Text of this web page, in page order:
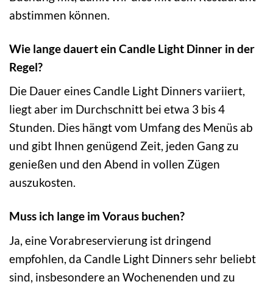
abstimmen können.
Wie lange dauert ein Candle Light Dinner in der
Regel?
Die Dauer eines Candle Light Dinners variiert,
liegt aber im Durchschnitt bei etwa 3 bis 4
Stunden. Dies hängt vom Umfang des Menüs ab
und gibt Ihnen genügend Zeit, jeden Gang zu
genießen und den Abend in vollen Zügen
auszukosten.
Muss ich lange im Voraus buchen?
Ja, eine Vorabreservierung ist dringend
empfohlen, da Candle Light Dinners sehr beliebt
sind, insbesondere an Wochenenden und zu